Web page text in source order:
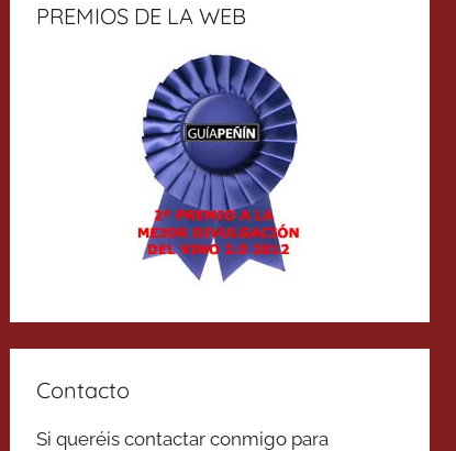
PREMIOS DE LA WEB
Contacto
Si queréis contactar conmigo para